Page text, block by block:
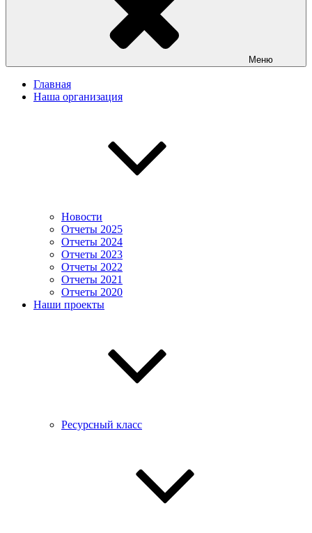
Меню
Главная
Наша организация
Новости
Отчеты 2025
Отчеты 2024
Отчеты 2023
Отчеты 2022
Отчеты 2021
Отчеты 2020
Наши проекты
Ресурсный класс